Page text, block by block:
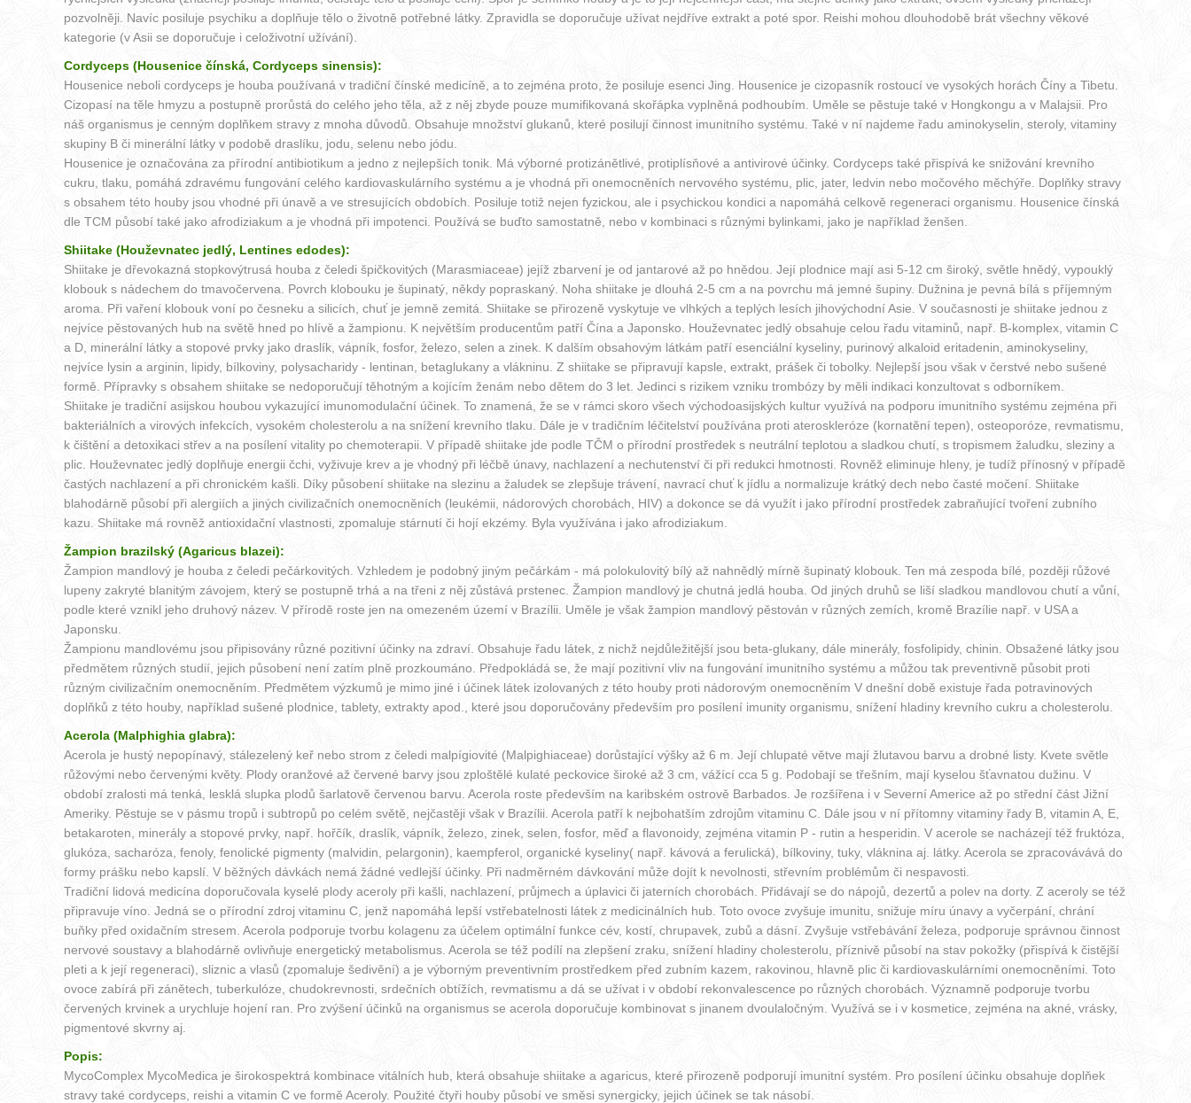
pozvolněji. Navíc posiluje psychiku a doplňuje tělo o životně potřebné látky. Zpravidla se doporučuje užívat nejdříve extrakt a poté spor. Reishi mohou dlouhodobě brát všechny věkové
kategorie (v Asii se doporučuje i celoživotní užívání).
Cordyceps (Housenice čínská, Cordyceps sinensis):
Housenice neboli cordyceps je houba používaná v tradiční čínské medicíně, a to zejména proto, že posiluje esenci Jing. Housenice je cizopasník rostoucí ve vysokých horách Číny a Tibetu.
Cizopasí na těle hmyzu a postupně prorůstá do celého jeho těla, až z něj zbyde pouze mumifikovaná skořápka vyplněná podhoubím. Uměle se pěstuje také v Hongkongu a v Malajsii. Pro
náš organismus je cenným doplňkem stravy z mnoha důvodů. Obsahuje množství glukanů, které posilují činnost imunitního systému. Také v ní najdeme řadu aminokyselin, steroly, vitaminy
skupiny B či minerální látky v podobě draslíku, jodu, selenu nebo jódu.
Housenice je označována za přírodní antibiotikum a jedno z nejlepších tonik. Má výborné protizánětlivé, protiplísňové a antivirové účinky. Cordyceps také přispívá ke snižování krevního
cukru, tlaku, pomáhá zdravému fungování celého kardiovaskulárního systému a je vhodná při onemocněních nervového systému, plic, jater, ledvin nebo močového měchýře. Doplňky stravy
s obsahem této houby jsou vhodné při únavě a ve stresujících obdobích. Posiluje totiž nejen fyzickou, ale i psychickou kondici a napomáhá celkově regeneraci organismu. Housenice čínská
dle TCM působí také jako afrodiziakum a je vhodná při impotenci. Používá se buďto samostatně, nebo v kombinaci s různými bylinkami, jako je například ženšen.
Shiitake (Houževnatec jedlý, Lentines edodes):
Shiitake je dřevokazná stopkovýtrusá houba z čeledi špičkovitých (Marasmiaceae) jejíž zbarvení je od jantarové až po hnědou. Její plodnice mají asi 5-12 cm široký, světle hnědý, vypouklý
klobouk s nádechem do tmavočervena. Povrch klobouku je šupinatý, někdy popraskaný. Noha shiitake je dlouhá 2-5 cm a na povrchu má jemné šupiny. Dužnina je pevná bílá s příjemným
aroma. Při vaření klobouk voní po česneku a silicích, chuť je jemně zemitá. Shiitake se přirozeně vyskytuje ve vlhkých a teplých lesích jihovýchodní Asie. V současnosti je shiitake jednou z
nejvíce pěstovaných hub na světě hned po hlívě a žampionu. K největším producentům patří Čína a Japonsko. Houževnatec jedlý obsahuje celou řadu vitaminů, např. B-komplex, vitamin C
a D, minerální látky a stopové prvky jako draslík, vápník, fosfor, železo, selen a zinek. K dalším obsahovým látkám patří esenciální kyseliny, purinový alkaloid eritadenin, aminokyseliny,
nejvíce lysin a arginin, lipidy, bílkoviny, polysacharidy - lentinan, betaglukany a vlákninu. Z shiitake se připravují kapsle, extrakt, prášek či tobolky. Nejlepší jsou však v čerstvé nebo sušené
formě. Přípravky s obsahem shiitake se nedoporučují těhotným a kojícím ženám nebo dětem do 3 let. Jedinci s rizikem vzniku trombózy by měli indikaci konzultovat s odborníkem.
Shiitake je tradiční asijskou houbou vykazující imunomodulační účinek. To znamená, že se v rámci skoro všech východoasijských kultur využívá na podporu imunitního systému zejména při
bakteriálních a virových infekcích, vysokém cholesterolu a na snížení krevního tlaku. Dále je v tradičním léčitelství používána proti ateroskleróze (kornatění tepen), osteoporóze, revmatismu,
k čištění a detoxikaci střev a na posílení vitality po chemoterapii. V případě shiitake jde podle TČM o přírodní prostředek s neutrální teplotou a sladkou chutí, s tropismem žaludku, sleziny a
plic. Houževnatec jedlý doplňuje energii čchi, vyživuje krev a je vhodný při léčbě únavy, nachlazení a nechutenství či při redukci hmotnosti. Rovněž eliminuje hleny, je tudíž přínosný v případě
častých nachlazení a při chronickém kašli. Díky působení shiitake na slezinu a žaludek se zlepšuje trávení, navrací chuť k jídlu a normalizuje krátký dech nebo časté močení. Shiitake
blahodárně působí při alergiích a jiných civilizačních onemocněních (leukémii, nádorových chorobách, HIV) a dokonce se dá využít i jako přírodní prostředek zabraňující tvoření zubního
kazu. Shiitake má rovněž antioxidační vlastnosti, zpomaluje stárnutí či hojí ekzémy. Byla využívána i jako afrodiziakum.
Žampion brazilský (Agaricus blazei):
Žampion mandlový je houba z čeledi pečárkovitých. Vzhledem je podobný jiným pečárkám - má polokulovitý bílý až nahnědlý mírně šupinatý klobouk. Ten má zespoda bílé, později růžové
lupeny zakryté blanitým závojem, který se postupně trhá a na třeni z něj zůstává prstenec. Žampion mandlový je chutná jedlá houba. Od jiných druhů se liší sladkou mandlovou chutí a vůní,
podle které vznikl jeho druhový název. V přírodě roste jen na omezeném území v Brazílii. Uměle je však žampion mandlový pěstován v různých zemích, kromě Brazílie např. v USA a
Japonsku.
Žampionu mandlovému jsou připisovány různé pozitivní účinky na zdraví. Obsahuje řadu látek, z nichž nejdůležitější jsou beta-glukany, dále minerály, fosfolipidy, chinin. Obsažené látky jsou
předmětem různých studií, jejich působení není zatím plně prozkoumáno. Předpokládá se, že mají pozitivní vliv na fungování imunitního systému a můžou tak preventivně působit proti
různým civilizačním onemocněním. Předmětem výzkumů je mimo jiné i účinek látek izolovaných z této houby proti nádorovým onemocněním V dnešní době existuje řada potravinových
doplňků z této houby, například sušené plodnice, tablety, extrakty apod., které jsou doporučovány především pro posílení imunity organismu, snížení hladiny krevního cukru a cholesterolu.
Acerola (Malphighia glabra):
Acerola je hustý nepopínavý, stálezelený keř nebo strom z čeledi malpígiovité (Malpighiaceae) dorůstající výšky až 6 m. Její chlupaté větve mají žlutavou barvu a drobné listy. Kvete světle
růžovými nebo červenými květy. Plody oranžové až červené barvy jsou zploštělé kulaté peckovice široké až 3 cm, vážící cca 5 g. Podobají se třešním, mají kyselou šťavnatou dužinu. V
období zralosti má tenká, lesklá slupka plodů šarlatově červenou barvu. Acerola roste především na karibském ostrově Barbados. Je rozšířena i v Severní Americe až po střední část Jižní
Ameriky. Pěstuje se v pásmu tropů i subtropů po celém světě, nejčastěji však v Brazílii. Acerola patří k nejbohatším zdrojům vitaminu C. Dále jsou v ní přítomny vitaminy řady B, vitamin A, E,
betakaroten, minerály a stopové prvky, např. hořčík, draslík, vápník, železo, zinek, selen, fosfor, měď a flavonoidy, zejména vitamin P - rutin a hesperidin. V acerole se nacházejí též fruktóza,
glukóza, sacharóza, fenoly, fenolické pigmenty (malvidin, pelargonin), kaempferol, organické kyseliny( např. kávová a ferulická), bílkoviny, tuky, vláknina aj. látky. Acerola se zpracovávává do
formy prášku nebo kapslí. V běžných dávkách nemá žádné vedlejší účinky. Při nadměrném dávkování může dojít k nevolnosti, střevním problémům či nespavosti.
Tradiční lidová medicína doporučovala kyselé plody aceroly při kašli, nachlazení, průjmech a úplavici či jaterních chorobách. Přidávají se do nápojů, dezertů a polev na dorty. Z aceroly se též
připravuje víno. Jedná se o přírodní zdroj vitaminu C, jenž napomáhá lepší vstřebatelnosti látek z medicinálních hub. Toto ovoce zvyšuje imunitu, snižuje míru únavy a vyčerpání, chrání
buňky před oxidačním stresem. Acerola podporuje tvorbu kolagenu za účelem optimální funkce cév, kostí, chrupavek, zubů a dásní. Zvyšuje vstřebávání železa, podporuje správnou činnost
nervové soustavy a blahodárně ovlivňuje energetický metabolismus. Acerola se též podílí na zlepšení zraku, snížení hladiny cholesterolu, příznivě působí na stav pokožky (přispívá k čistější
pleti a k její regeneraci), sliznic a vlasů (zpomaluje šedivění) a je výborným preventivním prostředkem před zubním kazem, rakovinou, hlavně plic či kardiovaskulárními onemocněními. Toto
ovoce zabírá při zánětech, tuberkulóze, chudokrevnosti, srdečních obtížích, revmatismu a dá se užívat i v období rekonvalescence po různých chorobách. Významně podporuje tvorbu
červených krvinek a urychluje hojení ran. Pro zvýšení účinků na organismus se acerola doporučuje kombinovat s jinanem dvoulaločným. Využívá se i v kosmetice, zejména na akné, vrásky,
pigmentové skvrny aj.
Popis:
MycoComplex MycoMedica je širokospektrá kombinace vitálních hub, která obsahuje shiitake a agaricus, které přirozeně podporují imunitní systém. Pro posílení účinku obsahuje doplňek
stravy také cordyceps, reishi a vitamin C ve formě Aceroly. Použité čtyři houby působí ve směsi synergicky, jejich účinek se tak násobí.